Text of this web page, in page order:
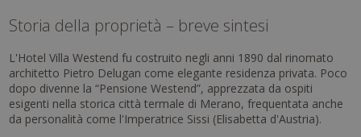
Storia della proprietà – breve sintesi
L'Hotel Villa Westend fu costruito negli anni 1890 dal rinomato
architetto Pietro Delugan come elegante residenza privata. Poco
dopo divenne la “Pensione Westend”, apprezzata da ospiti
esigenti nella storica città termale di Merano, frequentata anche
da personalità come l'Imperatrice Sissi (Elisabetta d'Austria).